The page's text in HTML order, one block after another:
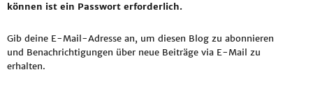
können ist ein Passwort erforderlich.
Gib deine E-Mail-Adresse an, um diesen Blog zu abonnieren
und Benachrichtigungen über neue Beiträge via E-Mail zu
erhalten.